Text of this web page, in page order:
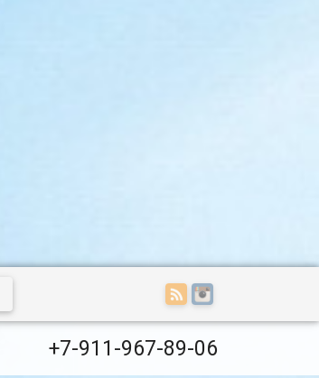
+7-911-967-89-06